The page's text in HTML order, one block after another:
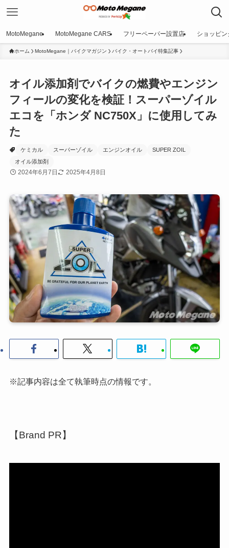
MotoMegane MotoMegane CARS フリーペーパー設置店 ショッピン
ホーム MotoMegane｜バイクマガジン バイク・オートバイ特集記事
オイル添加剤でバイクの燃費やエンジン
フィールの変化を検証！スーパーゾイル
エコを「ホンダ NC750X」に使用してみ
た
ケミカル スーパーゾイル エンジンオイル
SUPER ZOIL
オイル添加剤
2024年6月7日 2025年4月8日
※記事内容は全て執筆時点の情報です。
【Brand PR】